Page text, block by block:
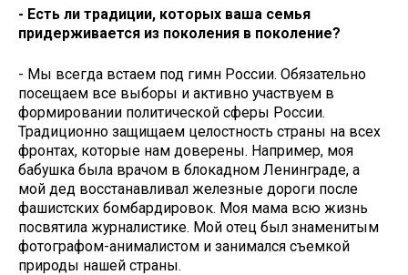
- Есть ли традиции, которых ваша семья
придерживается из поколения в поколение?
- Мы всегда встаем под гимн России. Обязательно
посещаем все выборы и активно участвуем в
формировании политической сферы России.
Традиционно защищаем целостность страны на всех
фронтах, которые нам доверены. Например, моя
бабушка была врачом в блокадном Ленинграде, а
мой дед восстанавливал железные дороги после
фашистских бомбардировок. Моя мама всю жизнь
посвятила журналистике. Мой отец был знаменитым
фотографом-анималистом и занимался съемкой
природы нашей страны.